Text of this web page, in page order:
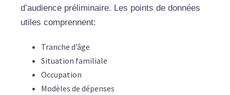
d’audience préliminaire. Les points de données
utiles comprennent:
Tranche d’âge
Situation familiale
Occupation
Modèles de dépenses